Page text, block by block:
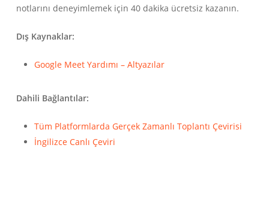
notlarını deneyimlemek için 40 dakika ücretsiz kazanın.
Dış Kaynaklar:
Google Meet Yardımı – Altyazılar
Dahili Bağlantılar:
Tüm Platformlarda Gerçek Zamanlı Toplantı Çevirisi
İngilizce Canlı Çeviri